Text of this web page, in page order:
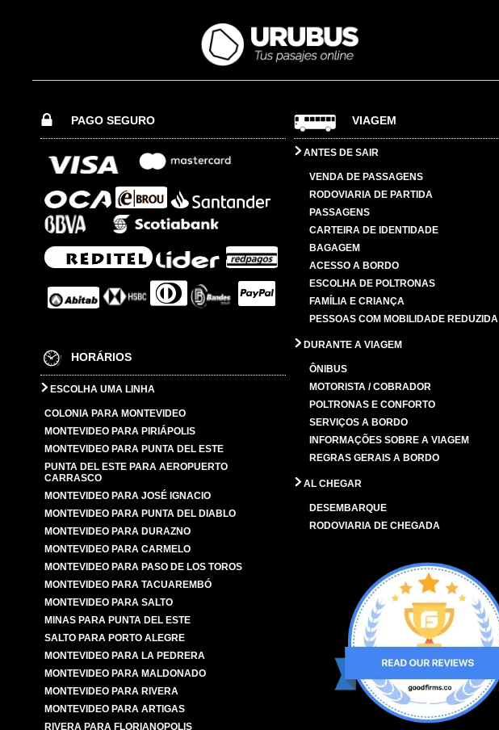
PAGO SEGURO
HORÁRIOS
ESCOLHA UMA LINHA
COLONIA PARA MONTEVIDEO
MONTEVIDEO PARA PIRIÁPOLIS
MONTEVIDEO PARA PUNTA DEL ESTE
PUNTA DEL ESTE PARA AEROPUERTO
CARRASCO
MONTEVIDEO PARA JOSÉ IGNACIO
MONTEVIDEO PARA PUNTA DEL DIABLO
MONTEVIDEO PARA DURAZNO
MONTEVIDEO PARA CARMELO
MONTEVIDEO PARA PASO DE LOS TOROS
MONTEVIDEO PARA TACUAREMBÓ
MONTEVIDEO PARA SALTO
MINAS PARA PUNTA DEL ESTE
SALTO PARA PORTO ALEGRE
MONTEVIDEO PARA LA PEDRERA
MONTEVIDEO PARA MALDONADO
MONTEVIDEO PARA RIVERA
MONTEVIDEO PARA ARTIGAS
RIVERA PARA FLORIANOPOLIS
VIAGEM
ANTES DE SAIR
VENDA DE PASSAGENS
RODOVIARIA DE PARTIDA
PASSAGENS
CARTEIRA DE IDENTIDADE
BAGAGEM
ACESSO A BORDO
ESCOLHA DE POLTRONAS
FAMÍLIA E CRIANÇA
PESSOAS COM MOBILIDADE REDUZIDA
DURANTE A VIAGEM
ÔNIBUS
MOTORISTA / COBRADOR
POLTRONAS E CONFORTO
SERVIÇOS A BORDO
INFORMAÇÕES SOBRE A VIAGEM
REGRAS GERAIS A BORDO
AL CHEGAR
DESEMBARQUE
RODOVIARIA DE CHEGADA